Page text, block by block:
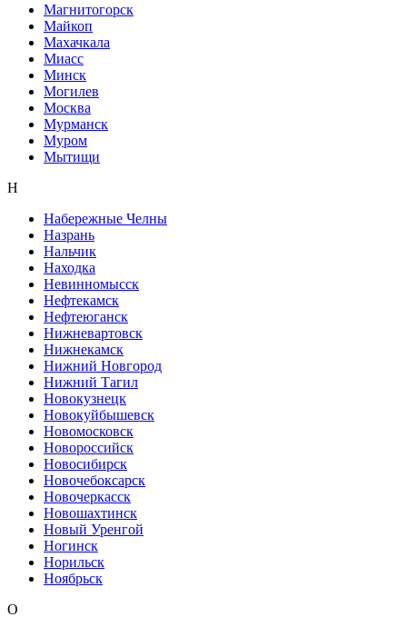
Магнитогорск
Майкоп
Махачкала
Миасс
Минск
Могилев
Москва
Мурманск
Муром
Мытищи
Н
Набережные Челны
Назрань
Нальчик
Находка
Невинномысск
Нефтекамск
Нефтеюганск
Нижневартовск
Нижнекамск
Нижний Новгород
Нижний Тагил
Новокузнецк
Новокуйбышевск
Новомосковск
Новороссийск
Новосибирск
Новочебоксарск
Новочеркасск
Новошахтинск
Новый Уренгой
Ногинск
Норильск
Ноябрьск
О